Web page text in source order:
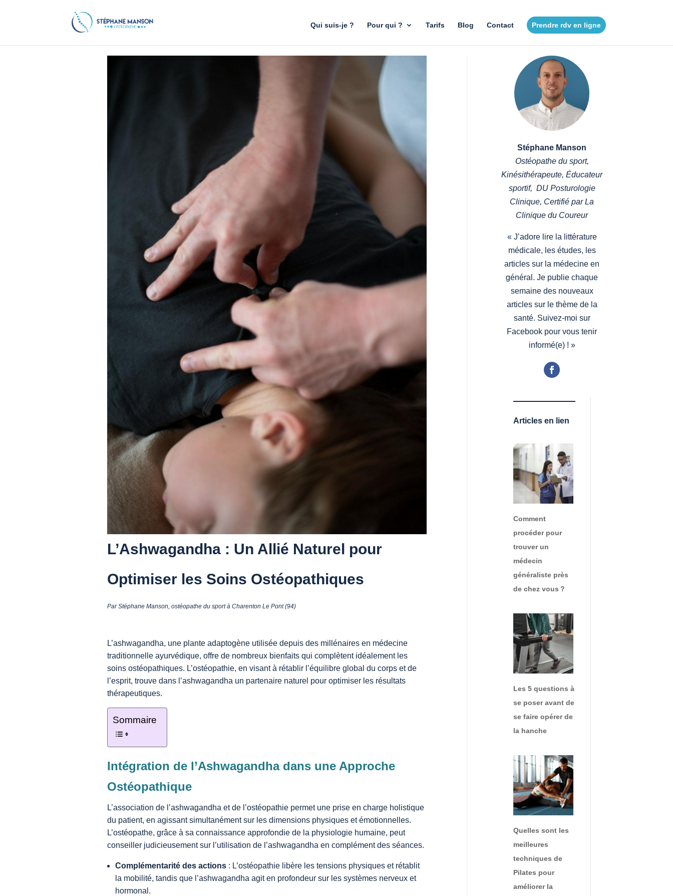
Qui suis-je ? Pour qui ? Tarifs Blog Contact Prendre rdv en ligne
L’Ashwagandha : Un Allié Naturel pour
Optimiser les Soins Ostéopathiques
Par Stéphane Manson, ostéopathe du sport à Charenton Le Pont (94)
L’ashwagandha, une plante adaptogène utilisée depuis des millénaires en médecine
traditionnelle ayurvédique, offre de nombreux bienfaits qui complètent idéalement les
soins ostéopathiques. L’ostéopathie, en visant à rétablir l’équilibre global du corps et de
l’esprit, trouve dans l’ashwagandha un partenaire naturel pour optimiser les résultats
thérapeutiques.
Sommaire
Intégration de l’Ashwagandha dans une Approche
Ostéopathique
L’association de l’ashwagandha et de l’ostéopathie permet une prise en charge holistique
du patient, en agissant simultanément sur les dimensions physiques et émotionnelles.
L’ostéopathe, grâce à sa connaissance approfondie de la physiologie humaine, peut
conseiller judicieusement sur l’utilisation de l’ashwagandha en complément des séances.
Complémentarité des actions : L’ostéopathie libère les tensions physiques et rétablit
la mobilité, tandis que l’ashwagandha agit en profondeur sur les systèmes nerveux et
hormonal.
Stéphane Manson
Ostéopathe du sport,
Kinésithérapeute, Éducateur
sportif, DU Posturologie
Clinique, Certifié par La
Clinique du Coureur
« J’adore lire la littérature
médicale, les études, les
articles sur la médecine en
général. Je publie chaque
semaine des nouveaux
articles sur le thème de la
santé. Suivez-moi sur
Facebook pour vous tenir
informé(e) ! »
Articles en lien
Comment
procéder pour
trouver un
médecin
généraliste près
de chez vous ?
Les 5 questions à
se poser avant de
se faire opérer de
la hanche
Quelles sont les
meilleures
techniques de
Pilates pour
améliorer la